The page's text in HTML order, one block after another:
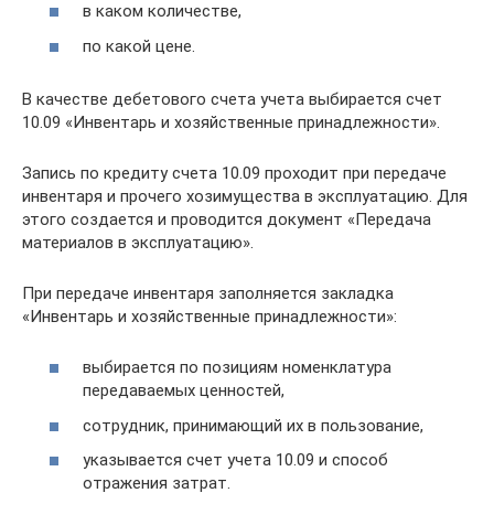
в каком количестве,
по какой цене.
В качестве дебетового счета учета выбирается счет
10.09 «Инвентарь и хозяйственные принадлежности».
Запись по кредиту счета 10.09 проходит при передаче
инвентаря и прочего хозимущества в эксплуатацию. Для
этого создается и проводится документ «Передача
материалов в эксплуатацию».
При передаче инвентаря заполняется закладка
«Инвентарь и хозяйственные принадлежности»:
выбирается по позициям номенклатура
передаваемых ценностей,
сотрудник, принимающий их в пользование,
указывается счет учета 10.09 и способ
отражения затрат.